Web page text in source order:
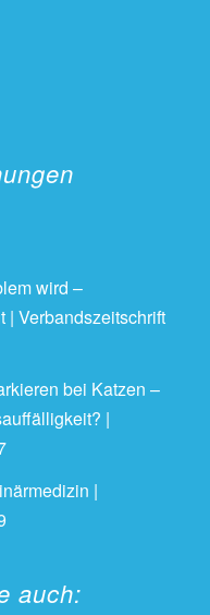
wird –
| Verbandszeitschrift
bei Katzen –
|
|
auch: